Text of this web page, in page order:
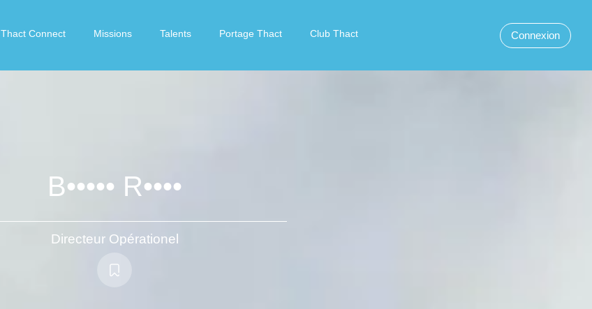
Thact Connect Missions Talents Portage Thact Club Thact Connexion
B••••• R••••
Directeur Opérationel